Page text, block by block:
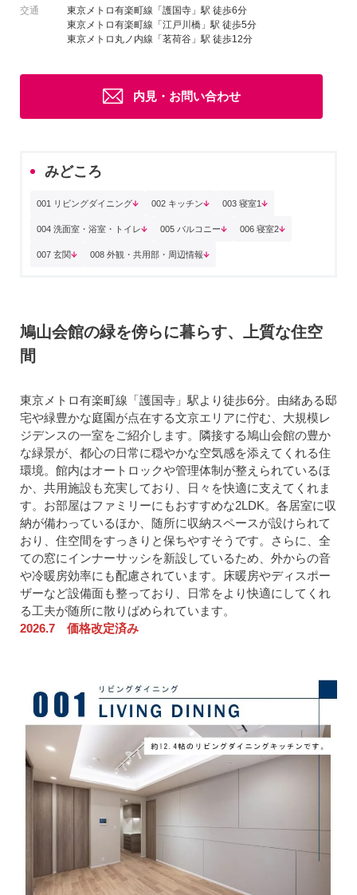
交通
東京メトロ有楽町線「護国寺」駅 徒歩6分
東京メトロ有楽町線「江戸川橋」駅 徒歩5分
東京メトロ丸ノ内線「茗荷谷」駅 徒歩12分
内見・お問い合わせ
みどころ
001 リビングダイニング 002 キッチン 003 寝室1
004 洗面室・浴室・トイレ 005 バルコニー 006 寝室2
007 玄関 008 外観・共用部・周辺情報
鳩山会館の緑を傍らに暮らす、上質な住空
間
東京メトロ有楽町線「護国寺」駅より徒歩6分。由緒ある邸
宅や緑豊かな庭園が点在する文京エリアに佇む、大規模レ
ジデンスの一室をご紹介します。隣接する鳩山会館の豊か
な緑景が、都心の日常に穏やかな空気感を添えてくれる住
環境。館内はオートロックや管理体制が整えられているほ
か、共用施設も充実しており、日々を快適に支えてくれま
す。お部屋はファミリーにもおすすめな2LDK。各居室に収
納が備わっているほか、随所に収納スペースが設けられて
おり、住空間をすっきりと保ちやすそうです。さらに、全
ての窓にインナーサッシを新設しているため、外からの音
や冷暖房効率にも配慮されています。床暖房やディスポー
ザーなど設備面も整っており、日常をより快適にしてくれ
る工夫が随所に散りばめられています。
2026.7 価格改定済み